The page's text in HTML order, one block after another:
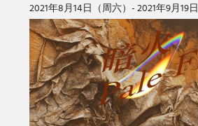
2021年8月14日（周六）- 2021年9月19